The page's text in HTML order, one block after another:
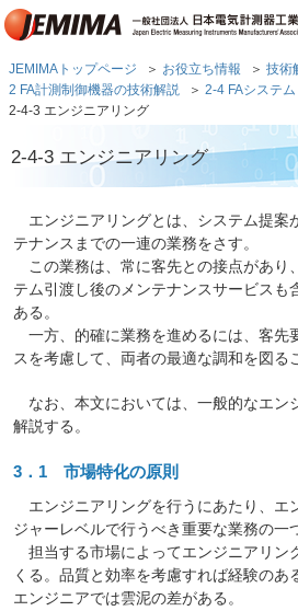
JEMIMAトップページ お役立ち情報
技術
2 FA計測制御機器の技術解説
2-4 FAシステ
2-4-3 エンジニアリング
2-4-3 エンジニアリング
エンジニアリングとは、システム提案
テナンスまでの一連の業務をさす。
この業務は、常に客先との接点があり
テム引渡し後のメンテナンスサービスも
ある。
一方、的確に業務を進めるには、客先
スを考慮して、両者の最適な調和を図る
なお、本文においては、一般的なエン
解説する。
3．1 市場特化の原則
エンジニアリングを行うにあたり、エ
ジャーレベルで行うべき重要な業務の一
担当する市場によってエンジニアリン
くる。品質と効率を考慮すれば経験のあ
エンジニアでは雲泥の差がある。